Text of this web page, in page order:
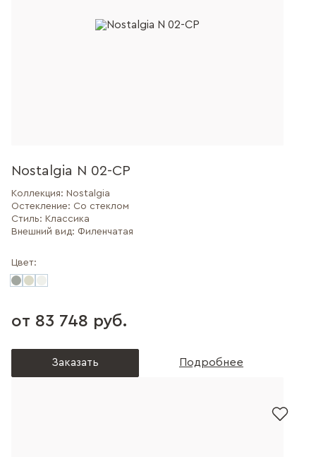
Nostalgia N 02-CP
Коллекция: Nostalgia
Остекление: Со стеклом
Стиль: Классика
Внешний вид: Филенчатая
Цвет:
от 83 748 руб.
Заказать Подробнее